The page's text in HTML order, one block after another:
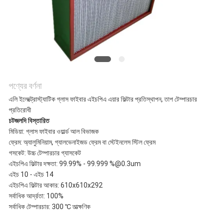
পণ্যের বর্ণনা
এলি ইলেক্ট্রোস্ট্যাটিক গ্লাস ফাইবার এইচপিএ এয়ার ফিল্টার প্রতিস্থাপন, তাপ টেম্পারচার
প্রতিরোধী
চটজলদি বিস্তারিত
মিডিয়া: গ্লাস ফাইবার ওয়ার্ল্ড আল বিভাজক
ফ্রেম: অ্যালুমিনিয়াম, গ্যালভেনাইজড ফ্রেম বা স্টেইনলেস স্টিল ফ্রেম
গসকেট: উচ্চ টেম্পারচার গ্যাসকেট
এইচপিএ ফিল্টার দক্ষতা: 99.99% - 99.999 %@0.3um
এইচ 10 - এইচ 14
এইচপিএ ফিল্টার আকার: 610x610x292
সর্বাধিক আর্দ্রতা: 100%
সর্বাধিক টেম্পারচার: 300 ℃ তাত্ক্ষণিক